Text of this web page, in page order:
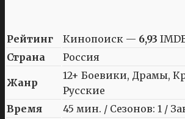
Рейтинг Кинопоиск — 6,93
Страна
Россия
Жанр
12+ Боевики, Драмы,
Русские
Время
45 мин. / Сезонов: 1 /